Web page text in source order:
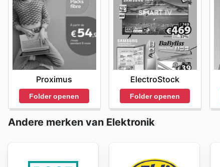
Proximus
Folder openen
ElectroStock
Folder openen
Andere merken van Elektronik